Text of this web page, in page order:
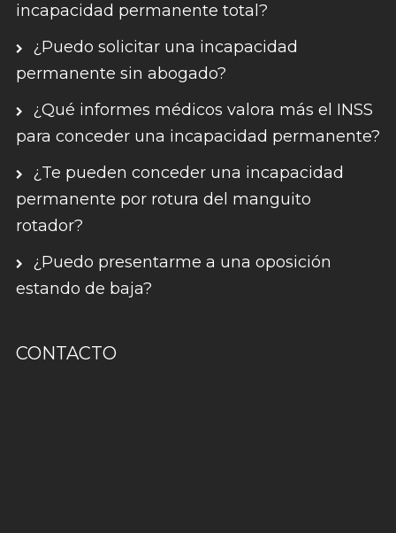
incapacidad permanente total?
¿Puedo solicitar una incapacidad
permanente sin abogado?
¿Qué informes médicos valora más el INSS
para conceder una incapacidad permanente?
¿Te pueden conceder una incapacidad
permanente por rotura del manguito
rotador?
¿Puedo presentarme a una oposición
estando de baja?
CONTACTO